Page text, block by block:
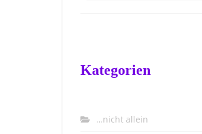
Kategorien
…nicht allein